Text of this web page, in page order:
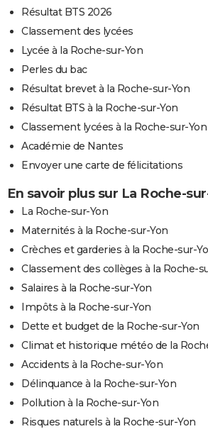
Résultat BTS 2026
Classement des lycées
Lycée à la Roche-sur-Yon
Perles du bac
Résultat brevet à la Roche-sur-Yon
Résultat BTS à la Roche-sur-Yon
Classement lycées à la Roche-sur-Yon
Académie de Nantes
Envoyer une carte de félicitations
En savoir plus sur La Roche-
La Roche-sur-Yon
Maternités à la Roche-sur-Yon
Crèches et garderies à la Roche-sur-
Classement des collèges à la Roche-
Salaires à la Roche-sur-Yon
Impôts à la Roche-sur-Yon
Dette et budget de la Roche-sur-Yon
Climat et historique météo de la
Accidents à la Roche-sur-Yon
Délinquance à la Roche-sur-Yon
Pollution à la Roche-sur-Yon
Risques naturels à la Roche-sur-Yon